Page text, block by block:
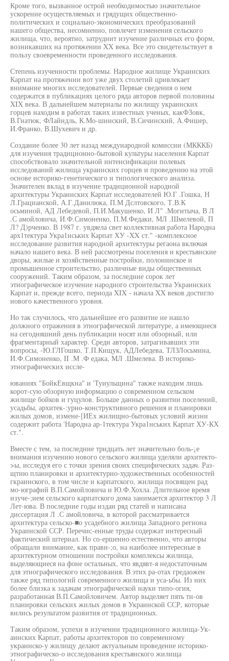
Кроме того, вызванное острой необходимостью значительное
ускорение осуществляемых и грядущих общественно-
политических и социально-экономических преобразований
нашего общества, несомненно, повлечет изменения сельского
жилища, что, вероятно, затруднит изучение различных его форм,
возникавших на протяжении XX века. Все это свидетельствует в
пользу своевременности проведенного исследования.
Степень изученности проблемы. Народное жилище Украинских
Карпат на протяжении вот уже двух столетий цривлекает
внимание многих исследователей. Первые сведения о нем
содержатся в публикациях целого ряда авторов первой половины
XIX века. В дальнейшем материалы по жилищу украинских
горцев находим в работах таких известных ученых, какФЗовк,
В.Гнатюк, ФЛайндль, К.Мо-шинский, В.Сичинский, А.Фишер,
И.Франко, В.Шухевич и др.
Создание более 30 лет назад международной комиссии (МКККБ)
для изучения традиционно-бытовой культуры населения Карпат
способствовало значительной интенсификации полевых
исследований жилища украинских горцев и проведению на этой
основе историко-генетического и типологического анализа.
Значителен вклад в изучение традиционной народной
архитектуры Украинских Карпат исследователей Ю.Г .Гошка, Н
Л.Грацианской, А.Г.Данилюка, П.М Дслтовского, Т.В.К
осьминой, АД Лебедевой, П.И.Макушенко, И Л" .Могитыча, В Л
.С амойловича, И.Ф.Симоненко, П.М.Федаки, МЛ .Шмелевой, П
Л? Д)рченко. В 1987 г. увдяела свет коллективная работа Народна
арх1тектура Укра1нських Карпат ХУ -XX ст." -комплексное
исследование развития народной архитектуры регаона включая
начало нашего века. В ней рассмотрены поселения и крестьянские
дворы, жилые и хозяйственные постройки, полонинское и
промышенное строительство, различные виды общественных
сооружений. Таким образом, за последние сорок лет
этнографическое изучение народного строительства Украинских
Карпат и, прежде всего, периода XIX - начала XX веков достигло
нового качественного уровня.
Но так случилось, что дальнейшее его развитие не нашло
должного отражения в этнографической литературе, а имеющиеся
на сегодняшний день публикации носят или обзорный, или
фрагментарный характер. Среди авторов, затрагивавших эти
вопросы, -Ю.ГЛГошко, Т.П.Кищук, АДЛебедева, ТЛЗЛосьмина,
И.Ф.Симоненко, II .М .Ф едака, МЛ .Шмелева. В историко-
этнографических иссле-
юваниях "БойкЕвщкна" и 'Туиульщина" также находим лишь
корот-сую обзорную информацию о современном сельском
жилище бойков и гуцулов. Больше данных о развитии поселений,
усадьбы, архитек-:урно-конструктивного решения и планировки
жилых домов, измене-[ИЕх жилищно-бытовых условий жизни
содержит работа 'Народна ар-1тектура Укра1нських Карпат ХУ-КХ
ст.".
Вместе с тем, за последние тридцать лет значительно боль-¡е
внимания изучению нового сельского жилища уделяли архитекто-
>ы, исследуя его с точки зрения своих специфических задач. Раз-
щтию планировки и архитектурно-художественных особенностей
гкраинского, в том числе и карпатского, жилища посвящен рад
мо-юграфий В.П.Самойловича и Ю.Ф.Хохла. Длительное время
изуче-;ием сельского карпатского дома занимается архитектор 3 Л
Лет-юва. В последние годы издан ряд статей и написана
диссертация Л .С амойловича, в которой рассматривается
архитектура сельско-■о усадебного жилища Западного региона
Украинской ССР. Перечис-енные труды содержат интересный
фактический штериал. Но со-ершенно естественно, что авторы
обращали внимание, как прави-;о, на наиболее интересные в
архитектурном отношении постройки комплексы жилища,
выделяющиеся на фоне остальных, что явдявт-я недостаточным
для этнографического исследования. В этих ра-отах гредаожен
также ряд типологий современного жилища и уса-ьбы. Из них
более близка к задачам этнографической науки типо-огия,
разработанная В.П.Самойловичем. Автор выделяет пять ти-ов
планировки сельских жилых домов в Украинской ССР, которые
вились результатом развития от традиционных.
Таким образом, успехи в изучении традиционного жилища-Ук-
аинских Карпат, работы архитекторов по современному
украинско-у жилищу делают актуальным проведение историко-
этнографическо-о исследования крестьянского жилища